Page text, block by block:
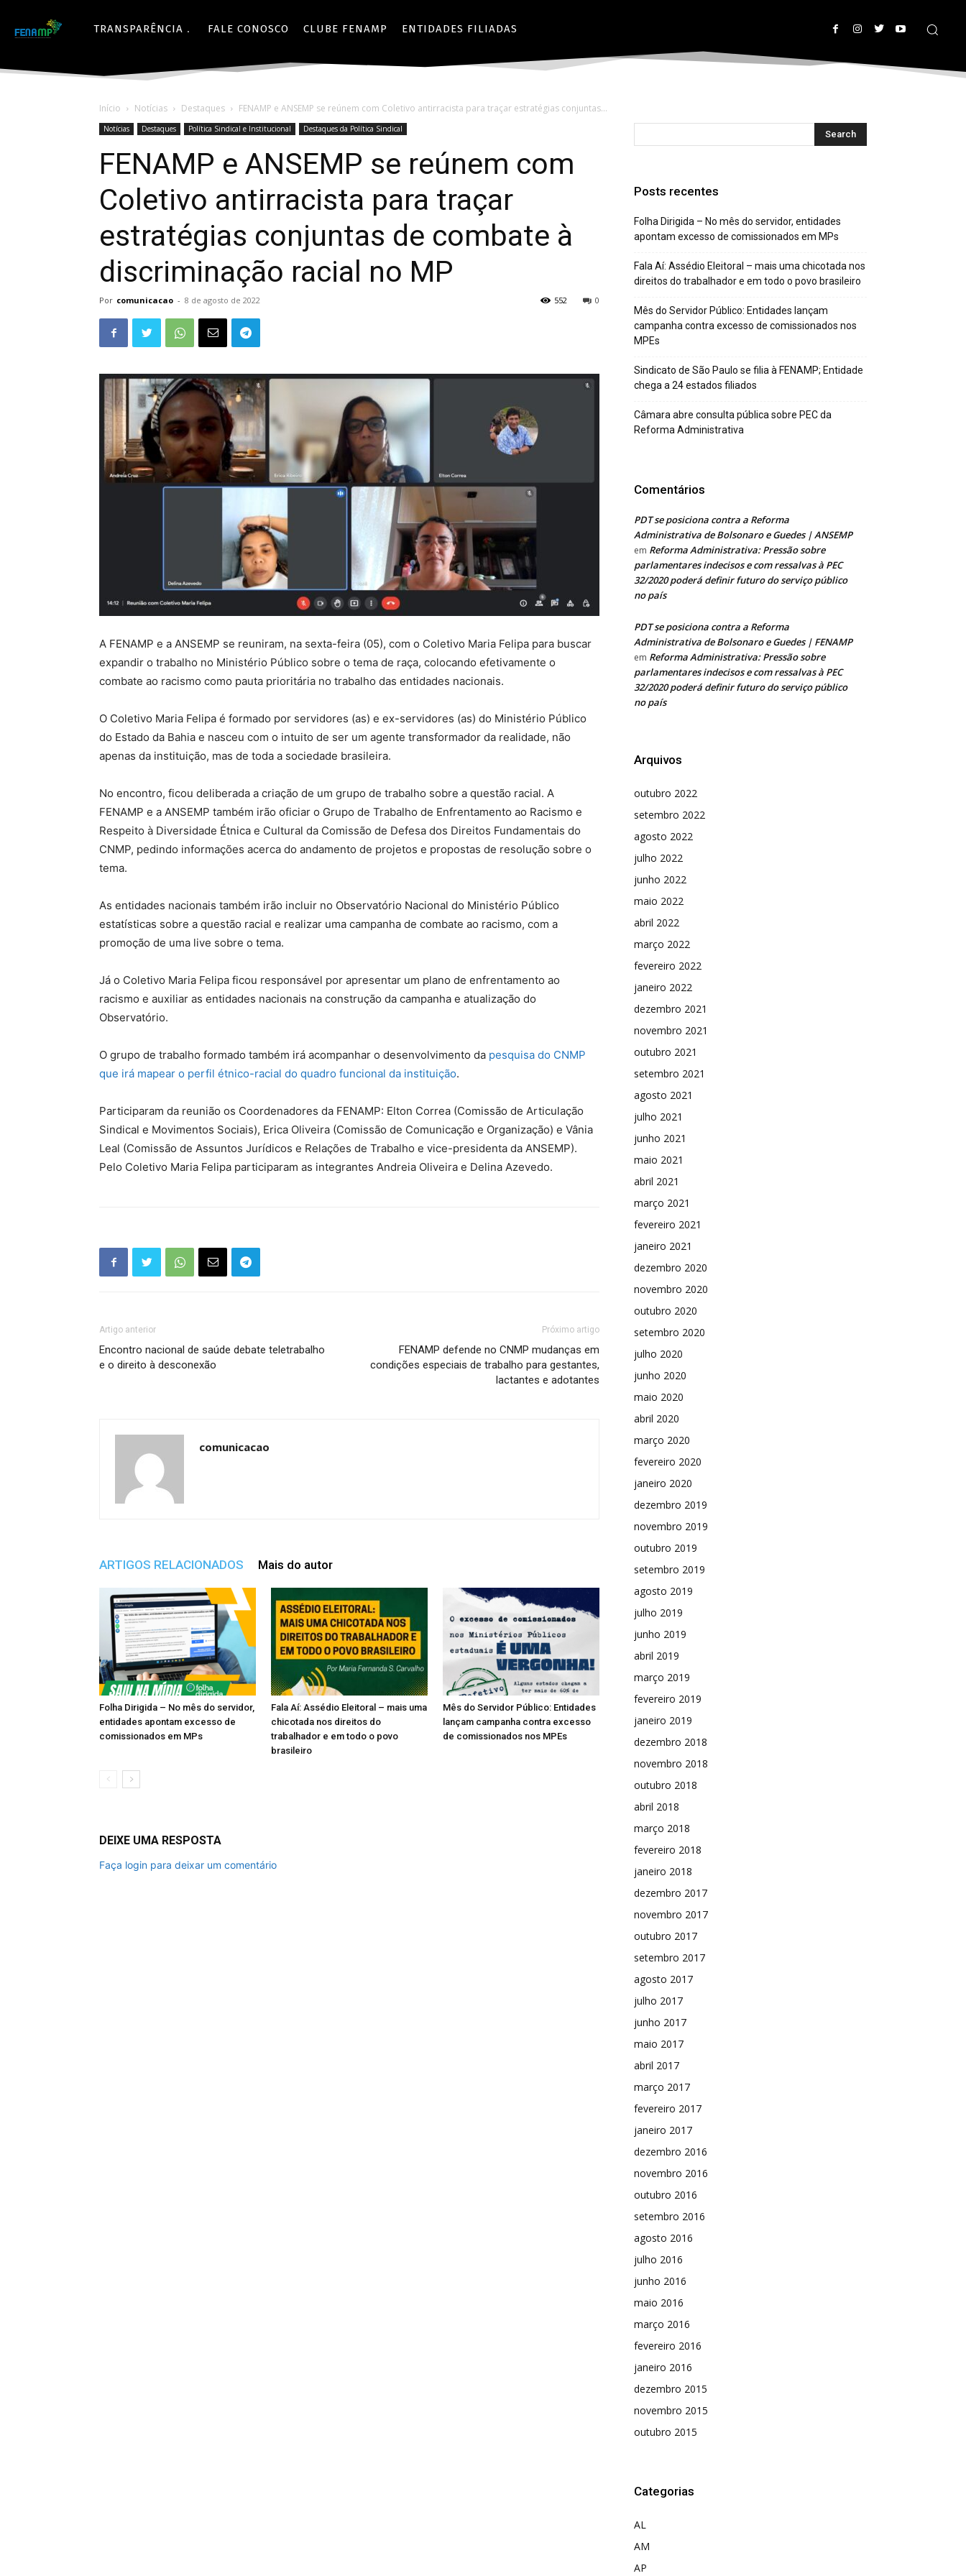
TRANSPARÊNCIA FALE CONOSCO CLUBE FENAMP ENTIDADES FILIADAS
Início Notícias Destaques FENAMP e ANSEMP se reúnem com Coletivo antirracista para traçar estratégias conjuntas...
Notícias Destaques Política Sindical e Institucional Destaques da Política Sindical
FENAMP e ANSEMP se reúnem com
Coletivo antirracista para traçar
estratégias conjuntas de combate à
discriminação racial no MP
Por comunicacao - 8 de agosto de 2022 0
552
A FENAMP e a ANSEMP se reuniram, na sexta-feira (05), com o Coletivo Maria Felipa para buscar
expandir o trabalho no Ministério Público sobre o tema de raça, colocando efetivamente o
combate ao racismo como pauta prioritária no trabalho das entidades nacionais.
O Coletivo Maria Felipa é formado por servidores (as) e ex-servidores (as) do Ministério Público
do Estado da Bahia e nasceu com o intuito de ser um agente transformador da realidade, não
apenas da instituição, mas de toda a sociedade brasileira.
No encontro, ficou deliberada a criação de um grupo de trabalho sobre a questão racial. A
FENAMP e a ANSEMP também irão oficiar o Grupo de Trabalho de Enfrentamento ao Racismo e
Respeito à Diversidade Étnica e Cultural da Comissão de Defesa dos Direitos Fundamentais do
CNMP, pedindo informações acerca do andamento de projetos e propostas de resolução sobre o
tema.
As entidades nacionais também irão incluir no Observatório Nacional do Ministério Público
estatísticas sobre a questão racial e realizar uma campanha de combate ao racismo, com a
promoção de uma live sobre o tema.
Já o Coletivo Maria Felipa ficou responsável por apresentar um plano de enfrentamento ao
racismo e auxiliar as entidades nacionais na construção da campanha e atualização do
Observatório.
O grupo de trabalho formado também irá acompanhar o desenvolvimento da pesquisa do CNMP
que irá mapear o perfil étnico-racial do quadro funcional da instituição.
Participaram da reunião os Coordenadores da FENAMP: Elton Correa (Comissão de Articulação
Sindical e Movimentos Sociais), Erica Oliveira (Comissão de Comunicação e Organização) e Vânia
Leal (Comissão de Assuntos Jurídicos e Relações de Trabalho e vice-presidenta da ANSEMP).
Pelo Coletivo Maria Felipa participaram as integrantes Andreia Oliveira e Delina Azevedo.
Artigo anterior
Encontro nacional de saúde debate teletrabalho
e o direito à desconexão
Próximo artigo
FENAMP defende no CNMP mudanças em
condições especiais de trabalho para gestantes,
lactantes e adotantes
comunicacao
ARTIGOS RELACIONADOS Mais do autor
Folha Dirigida – No mês do servidor,
entidades apontam excesso de
comissionados em MPs
Fala Aí: Assédio Eleitoral – mais uma
chicotada nos direitos do
trabalhador e em todo o povo
brasileiro
Mês do Servidor Público: Entidades
lançam campanha contra excesso
de comissionados nos MPEs
DEIXE UMA RESPOSTA
Faça login para deixar um comentário
Posts recentes
Folha Dirigida – No mês do servidor, entidades
apontam excesso de comissionados em MPs
Fala Aí: Assédio Eleitoral – mais uma chicotada nos
direitos do trabalhador e em todo o povo brasileiro
Mês do Servidor Público: Entidades lançam
campanha contra excesso de comissionados nos
MPEs
Sindicato de São Paulo se filia à FENAMP; Entidade
chega a 24 estados filiados
Câmara abre consulta pública sobre PEC da
Reforma Administrativa
Comentários
PDT se posiciona contra a Reforma
Administrativa de Bolsonaro e Guedes | ANSEMP
em Reforma Administrativa: Pressão sobre
parlamentares indecisos e com ressalvas à PEC
32/2020 poderá definir futuro do serviço público
no país
PDT se posiciona contra a Reforma
Administrativa de Bolsonaro e Guedes | FENAMP
em Reforma Administrativa: Pressão sobre
parlamentares indecisos e com ressalvas à PEC
32/2020 poderá definir futuro do serviço público
no país
Arquivos
outubro 2022
setembro 2022
agosto 2022
julho 2022
junho 2022
maio 2022
abril 2022
março 2022
fevereiro 2022
janeiro 2022
dezembro 2021
novembro 2021
outubro 2021
setembro 2021
agosto 2021
julho 2021
junho 2021
maio 2021
abril 2021
março 2021
fevereiro 2021
janeiro 2021
dezembro 2020
novembro 2020
outubro 2020
setembro 2020
julho 2020
junho 2020
maio 2020
abril 2020
março 2020
fevereiro 2020
janeiro 2020
dezembro 2019
novembro 2019
outubro 2019
setembro 2019
agosto 2019
julho 2019
junho 2019
abril 2019
março 2019
fevereiro 2019
janeiro 2019
dezembro 2018
novembro 2018
outubro 2018
abril 2018
março 2018
fevereiro 2018
janeiro 2018
dezembro 2017
novembro 2017
outubro 2017
setembro 2017
agosto 2017
julho 2017
junho 2017
maio 2017
abril 2017
março 2017
fevereiro 2017
janeiro 2017
dezembro 2016
novembro 2016
outubro 2016
setembro 2016
agosto 2016
julho 2016
junho 2016
maio 2016
março 2016
fevereiro 2016
janeiro 2016
dezembro 2015
novembro 2015
outubro 2015
Categorias
AL
AM
AP